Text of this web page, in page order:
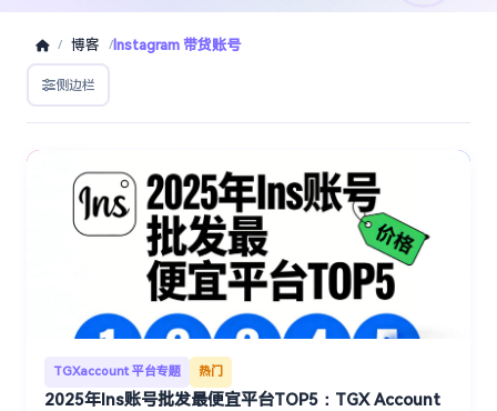
/ 博客 / Instagram 带货账号
侧边栏
TGXaccount 平台专题 热门
2025年Ins账号批发最便宜平台TOP5：TGX Account